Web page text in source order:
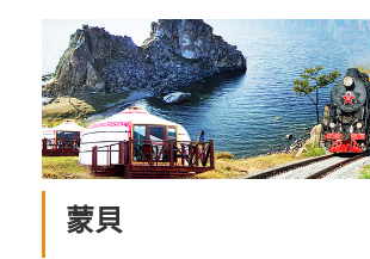
蒙貝